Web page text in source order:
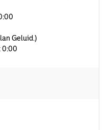
Geluid.)
0:00